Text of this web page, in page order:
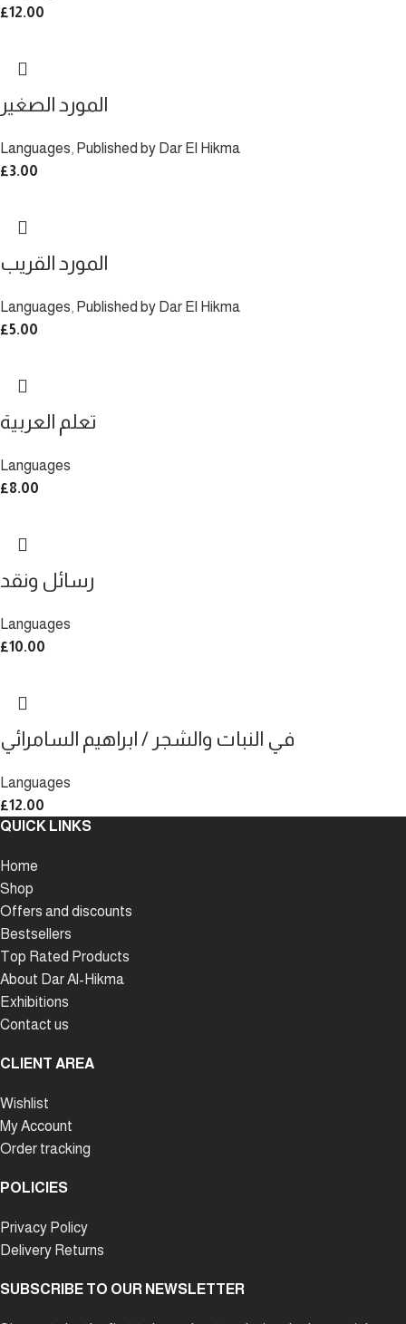
£12.00
المورد الصغير
Languages Published by Dar El Hikma
£3.00
المورد القريب
Languages Published by Dar El Hikma
£5.00
تعلم العربية
Languages
£8.00
رسائل ونقد
Languages
£10.00
في النبات والشجر / ابراهيم السامرائي
Languages
£12.00
QUICK LINKS
Home
Shop
Offers and discounts
Bestsellers
Top Rated Products
About Dar Al-Hikma
Exhibitions
Contact us
CLIENT AREA
Wishlist
My Account
Order tracking
POLICIES
Privacy Policy
Delivery Returns
SUBSCRIBE TO OUR NEWSLETTER